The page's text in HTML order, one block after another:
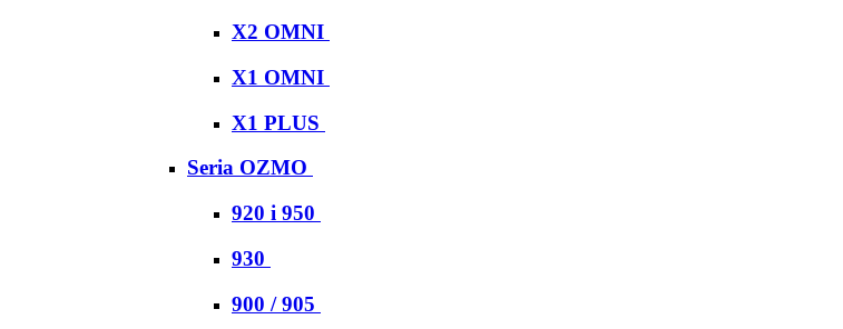
X2 OMNI
X1 OMNI
X1 PLUS
Seria OZMO
920 i 950
930
900 / 905